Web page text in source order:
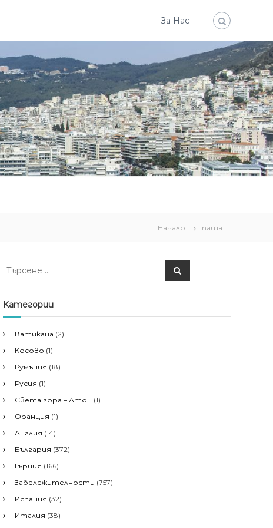
За Нас
Начало паша
Т
с
е
е
з
а
Т
ъ
е
Категории
Ватикана (2)
Косово (1)
Румъния (18)
Русия (1)
Света гора – Атон (1)
Франция (1)
Англия (14)
България (372)
Гърция (166)
Забележителности (757)
Испания (32)
Италия (38)